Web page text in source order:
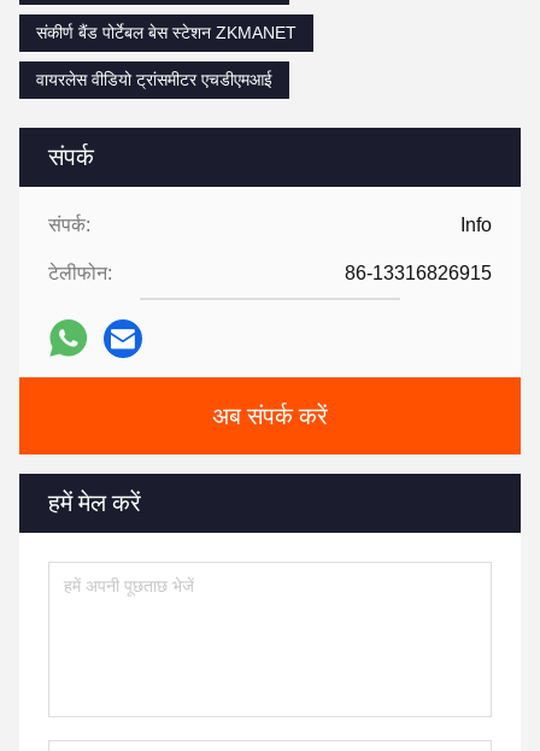
संपर्क
संपर्क: Info
टेलीफोन: 86-13316826915
अब संपर्क करें
हमें मेल करें
संकीर्ण बैंड पोर्टेबल बेस स्टेशन ZKMANET
वायरलेस वीडियो ट्रांसमीटर एचडीएमआई